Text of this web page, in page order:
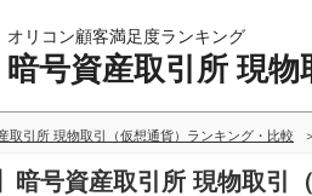
オリコン顧客満足度ランキング
暗号資産取引所 現物
取引所 現物取引（仮想通貨）ランキング・比較
暗号資産取引所 現物取引